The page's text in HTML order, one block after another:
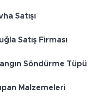
Satışı
Satış Firması
Söndürme Tüpü
Malzemeleri